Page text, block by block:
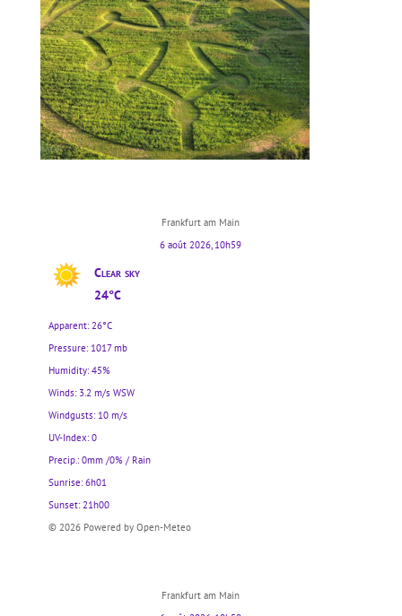
Frankfurt am Main
6 août 2026, 10h59
Clear sky
24°C
Apparent: 26°C
Pressure: 1017 mb
Humidity: 45%
Winds: 3.2 m/s WSW
Windgusts: 10 m/s
UV-Index: 0
Precip.:0mm/0% / Rain
Sunrise: 6h01
Sunset: 21h00
© 2026 Powered by Open-Meteo
Frankfurt am Main